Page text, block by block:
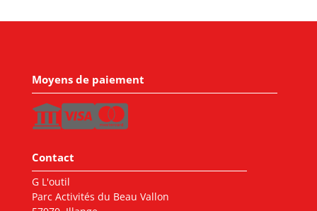
Moyens de paiement
Contact
G L'outil
Parc Activités du Beau Vallon